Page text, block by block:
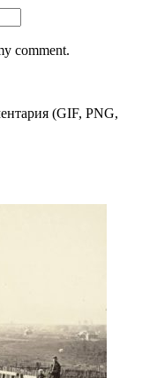
comment.
(GIF, PNG,